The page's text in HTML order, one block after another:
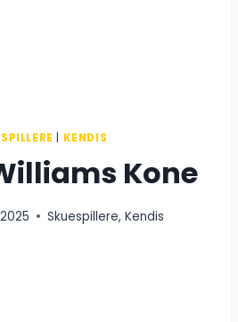
KENDIS
Kone
Skuespillere, Kendis